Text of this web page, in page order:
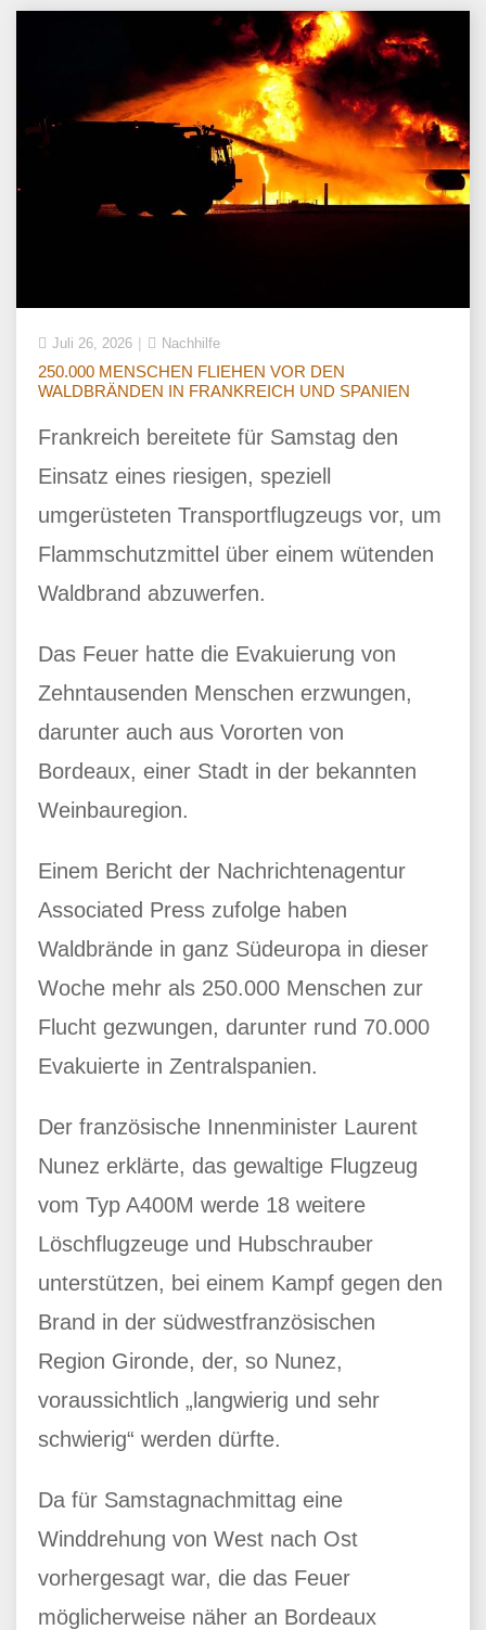
Juli 26, 2026 Nachhilfe
250.000 MENSCHEN FLIEHEN VOR DEN
WALDBRÄNDEN IN FRANKREICH UND SPANIEN
Frankreich bereitete für Samstag den
Einsatz eines riesigen, speziell
umgerüsteten Transportflugzeugs vor, um
Flammschutzmittel über einem wütenden
Waldbrand abzuwerfen.
Das Feuer hatte die Evakuierung von
Zehntausenden Menschen erzwungen,
darunter auch aus Vororten von
Bordeaux, einer Stadt in der bekannten
Weinbauregion.
Einem Bericht der Nachrichtenagentur
Associated Press zufolge haben
Waldbrände in ganz Südeuropa in dieser
Woche mehr als 250.000 Menschen zur
Flucht gezwungen, darunter rund 70.000
Evakuierte in Zentralspanien.
Der französische Innenminister Laurent
Nunez erklärte, das gewaltige Flugzeug
vom Typ A400M werde 18 weitere
Löschflugzeuge und Hubschrauber
unterstützen, bei einem Kampf gegen den
Brand in der südwestfranzösischen
Region Gironde, der, so Nunez,
voraussichtlich „langwierig und sehr
schwierig“ werden dürfte.
Da für Samstagnachmittag eine
Winddrehung von West nach Ost
vorhergesagt war, die das Feuer
möglicherweise näher an Bordeaux